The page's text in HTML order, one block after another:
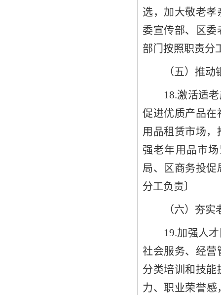
选， 加大敬老孝
委宣传部、 区委
部门按照职责分
（五） 推动
18.激活适
促进优质产品在
用品租赁市场
强老年用品市
局、区商务投
分工负责〕
（六）夯
19.加强人
社会服务、经营
分类培训和技能
力、职业荣誉感